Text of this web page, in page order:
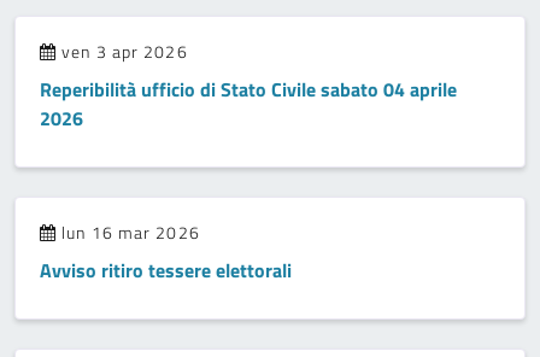
ven 3 apr 2026
Reperibilità ufficio di Stato Civile sabato 04 aprile
2026
lun 16 mar 2026
Avviso ritiro tessere elettorali